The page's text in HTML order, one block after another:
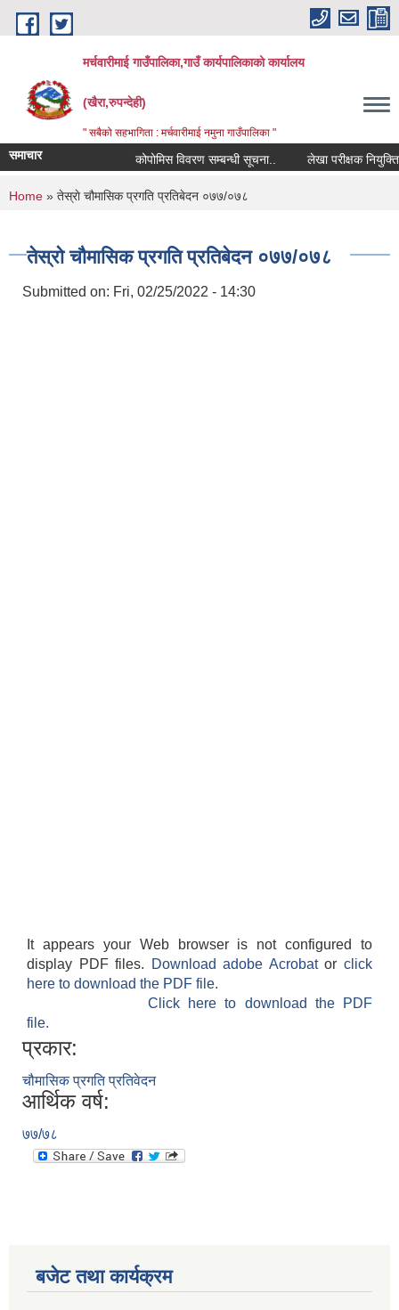
Skip to main content
मर्चवारीमाई गाउँपालिका,गाउँ कार्यपालिकाको कार्यालय
(खैरा,रुपन्देही)
" सबैको सहभागिता : मर्चवारीमाई नमुना गाउँपालिका "
समाचार कोपोमिस विवरण सम्बन्धी सूचना.. लेखा परीक्षक
You are here
Home » तेस्राे चौमासिक प्रगति प्रतिबेदन ०७७/०७८
तेस्राे चौमासिक प्रगति प्रतिबेदन ०७७/०७८
Submitted on: Fri, 02/25/2022 - 14:30
It appears your Web browser is not configured to
display PDF files.
Download adobe Acrobatorclick
here to download the PDF file.
Click here to download the PDF
file.
प्रकार:
चौमासिक प्रगति प्रतिवेदन
आर्थिक वर्ष:
७७/७८
बजेट तथा कार्यक्रम